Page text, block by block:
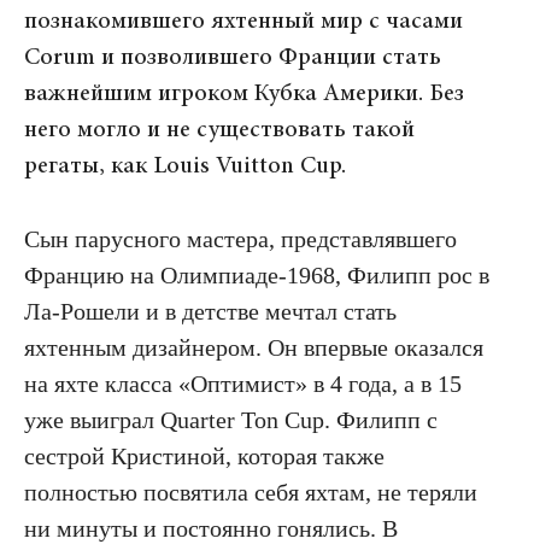
познакомившего яхтенный мир с часами
Corum и позволившего Франции стать
важнейшим игроком Кубка Америки. Без
него могло и не существовать такой
регаты, как Louis Vuitton Cup.
Сын парусного мастера, представлявшего
Францию на Олимпиаде-1968, Филипп рос в
Ла-Рошели и в детстве мечтал стать
яхтенным дизайнером. Он впервые оказался
на яхте класса «Оптимист» в 4 года, а в 15
уже выиграл Quarter Ton Cup. Филипп с
сестрой Кристиной, которая также
полностью посвятила себя яхтам, не теряли
ни минуты и постоянно гонялись. В